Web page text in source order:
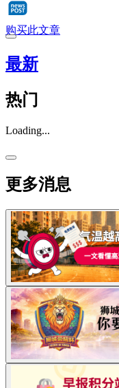
购买此文章
最新
热门
Loading...
更多消息